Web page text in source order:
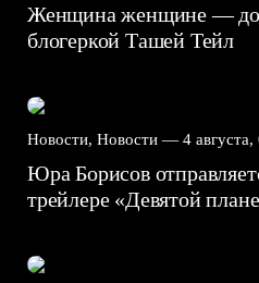
Женщина женщине —
блогеркой Ташей Тейл
Новости, Новости — 4 августа,
Юра Борисов
трейлере «Девятой